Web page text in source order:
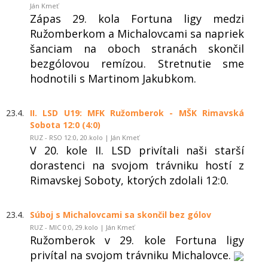
Ján Kmeť
Zápas 29. kola Fortuna ligy medzi
Ružomberkom a Michalovcami sa napriek
šanciam na oboch stranách skončil
bezgólovou remízou. Stretnutie sme
hodnotili s Martinom Jakubkom.
23.4.
II. LSD U19: MFK Ružomberok - MŠK Rimavská
Sobota 12:0 (4:0)
RUZ - RSO 12:0, 20.kolo | Ján Kmeť
V 20. kole II. LSD privítali naši starší
dorastenci na svojom trávniku hostí z
Rimavskej Soboty, ktorých zdolali 12:0.
23.4. Súboj s Michalovcami sa skončil bez gólov
RUZ - MIC 0:0, 29.kolo | Ján Kmeť
Ružomberok v 29. kole Fortuna ligy
privítal na svojom trávniku Michalovce.